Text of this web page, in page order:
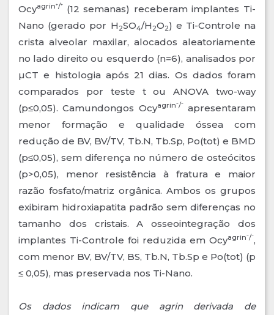
Ocyagrin⁺/⁺ (12 semanas) receberam implantes Ti-
Nano (gerado por H 2SO4/H 2O2) e Ti-Controle na
crista alveolar maxilar, alocados aleatoriamente
no lado direito ou esquerdo (n=6), analisados por
µCT e histologia após 21 dias. Os dados foram
comparados por teste t ou ANOVA two-way
(p≤0,05). Camundongos Ocyagrin⁻/⁻apresentaram
menor formação e qualidade óssea com
redução de BV, BV/TV, Tb.N, Tb.Sp, Po(tot) e BMD
(p≤0,05), sem diferença no número de osteócitos
(p>0,05), menor resistência à fratura e maior
razão fosfato/matriz orgânica. Ambos os grupos
exibiram hidroxiapatita padrão sem diferenças no
tamanho dos cristais. A osseointegração dos
implantes Ti-Controle foi reduzida em Ocyagrin⁻/⁻,
com menor BV, BV/TV, BS, Tb.N, Tb.Sp e Po(tot) (p
≤ 0,05), mas preservada nos Ti-Nano.
Os dados indicam que agrin derivada de